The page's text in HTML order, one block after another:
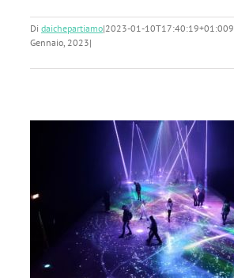
Di daichepartiamo|2023-01-10T17:40:19+01:009
Gennaio, 2023|